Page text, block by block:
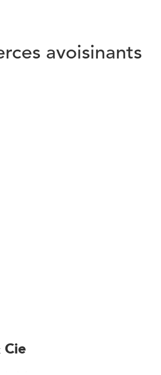
avoisinants